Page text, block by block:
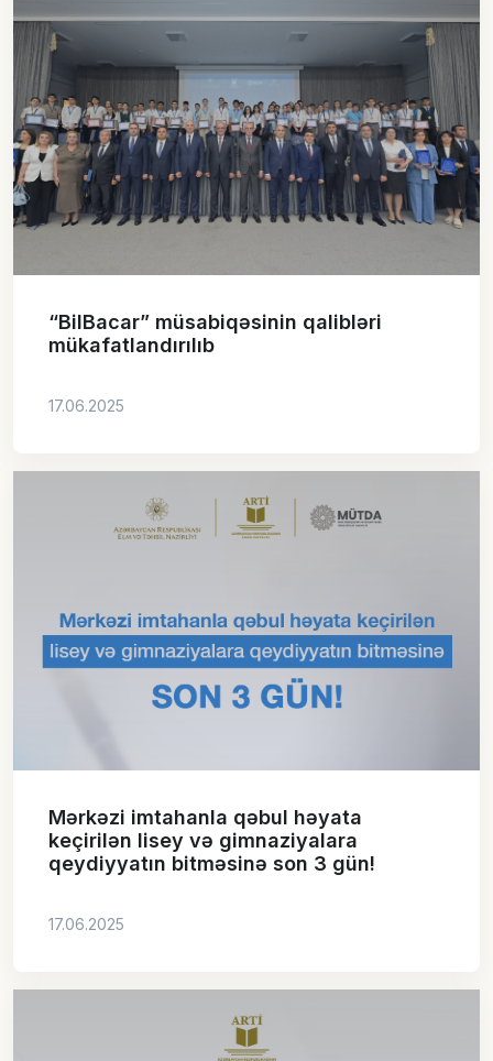
“BilBacar” müsabiqəsinin qalibləri
mükafatlandırılıb
17.06.2025
Mərkəzi imtahanla qəbul həyata
keçirilən lisey və gimnaziyalara
qeydiyyatın bitməsinə son 3 gün!
17.06.2025